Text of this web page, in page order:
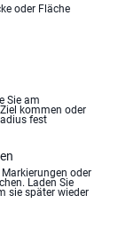
oder Fläche
Sie am
kommen oder
fest
oder
Laden Sie
sie später wieder